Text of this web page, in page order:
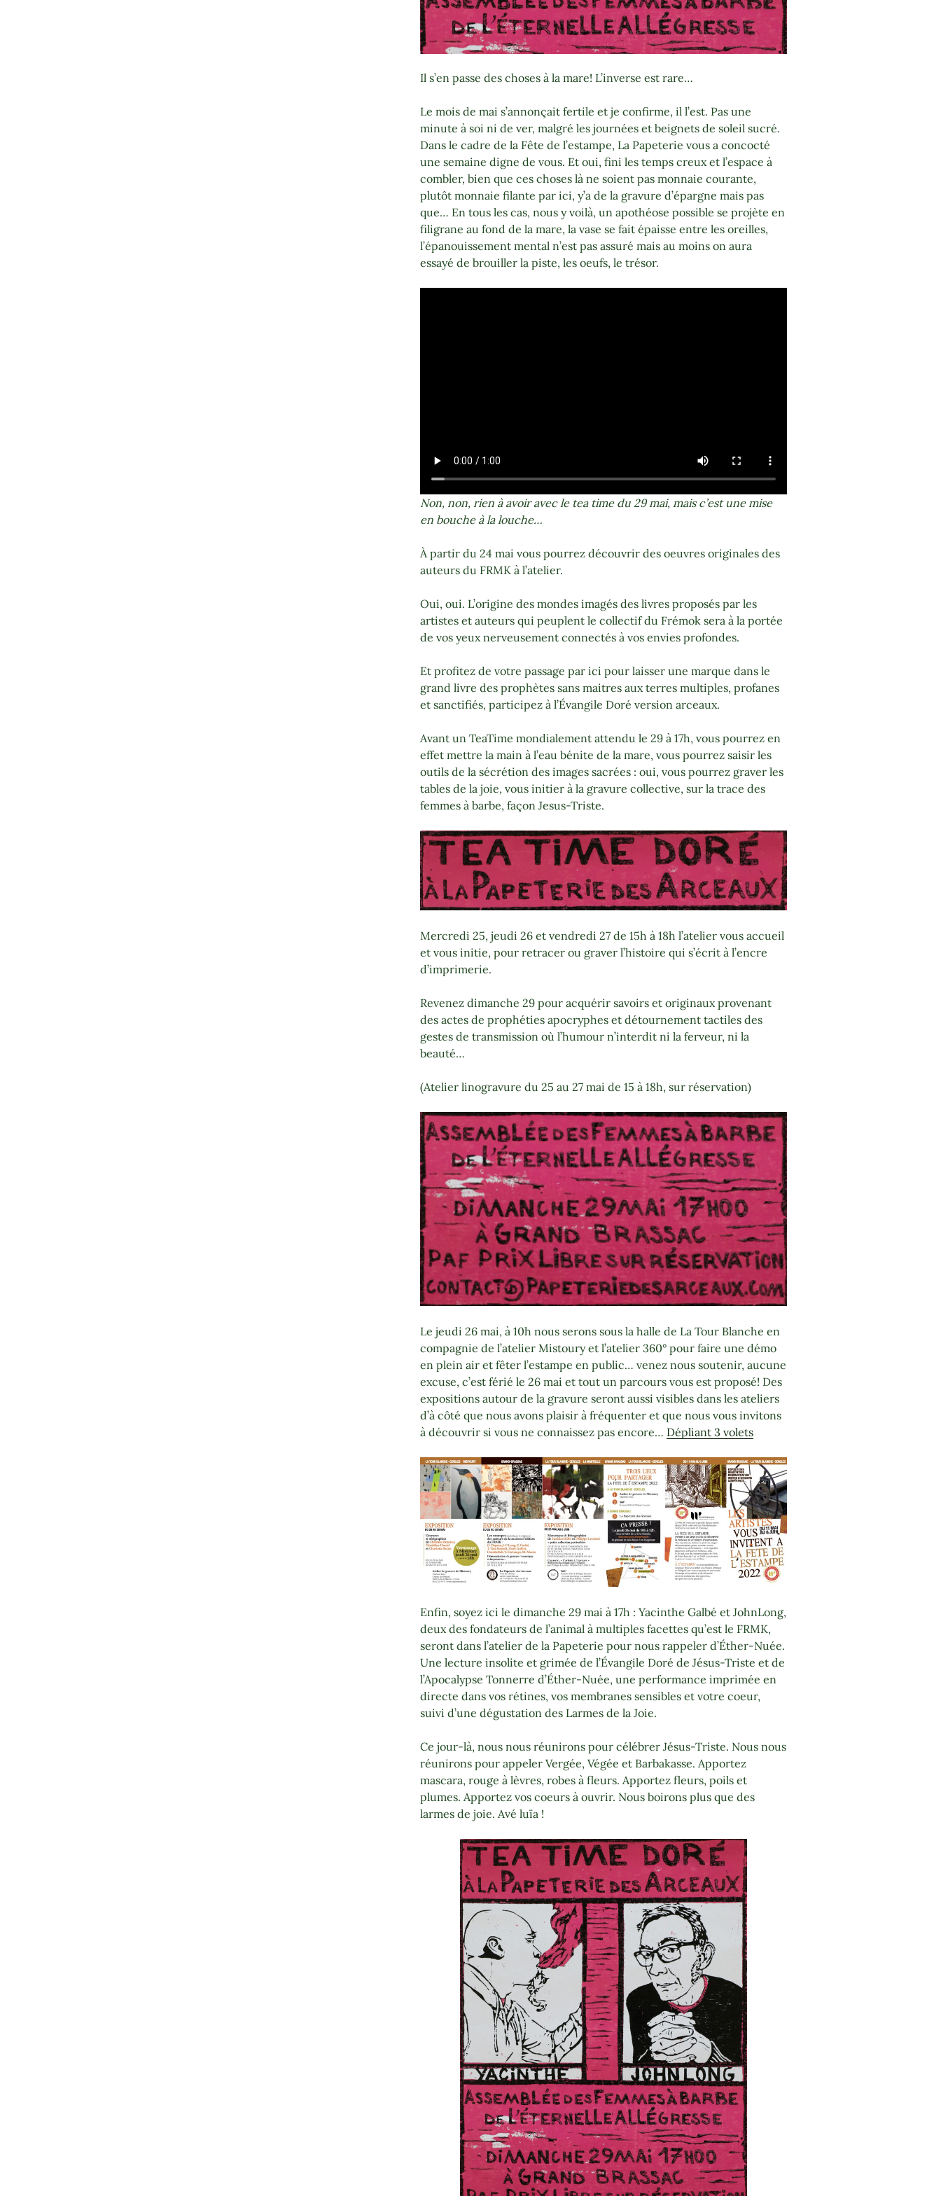
Il s’en passe des choses à la mare! L’inverse est rare…
Le mois de mai s’annonçait fertile et je confirme, il l’est. Pas une
minute à soi ni de ver, malgré les journées et beignets de soleil sucré.
Dans le cadre de la Fête de l’estampe, La Papeterie vous a concocté
une semaine digne de vous. Et oui, fini les temps creux et l’espace à
combler, bien que ces choses là ne soient pas monnaie courante,
plutôt monnaie filante par ici, y’a de la gravure d’épargne mais pas
que… En tous les cas, nous y voilà, un apothéose possible se projète en
filigrane au fond de la mare, la vase se fait épaisse entre les oreilles,
l’épanouissement mental n’est pas assuré mais au moins on aura
essayé de brouiller la piste, les oeufs, le trésor.
Non, non, rien à avoir avec le tea time du 29 mai, mais c’est une mise
en bouche à la louche…
À partir du 24 mai vous pourrez découvrir des oeuvres originales des
auteurs du FRMK à l’atelier.
Oui, oui. L’origine des mondes imagés des livres proposés par les
artistes et auteurs qui peuplent le collectif du Frémok sera à la portée
de vos yeux nerveusement connectés à vos envies profondes.
Et profitez de votre passage par ici pour laisser une marque dans le
grand livre des prophètes sans maitres aux terres multiples, profanes
et sanctifiés, participez à l’Évangile Doré version arceaux.
Avant un TeaTime mondialement attendu le 29 à 17h, vous pourrez en
effet mettre la main à l’eau bénite de la mare, vous pourrez saisir les
outils de la sécrétion des images sacrées : oui, vous pourrez graver les
tables de la joie, vous initier à la gravure collective, sur la trace des
femmes à barbe, façon Jesus-Triste.
Mercredi 25, jeudi 26 et vendredi 27 de 15h à 18h l’atelier vous accueil
et vous initie, pour retracer ou graver l’histoire qui s’écrit à l’encre
d’imprimerie.
Revenez dimanche 29 pour acquérir savoirs et originaux provenant
des actes de prophéties apocryphes et détournement tactiles des
gestes de transmission où l’humour n’interdit ni la ferveur, ni la
beauté…
(Atelier linogravure du 25 au 27 mai de 15 à 18h, sur réservation)
Le jeudi 26 mai, à 10h nous serons sous la halle de La Tour Blanche en
compagnie de l’atelier Mistoury et l’atelier 360° pour faire une démo
en plein air et fêter l’estampe en public… venez nous soutenir, aucune
excuse, c’est férié le 26 mai et tout un parcours vous est proposé! Des
expositions autour de la gravure seront aussi visibles dans les ateliers
d’à côté que nous avons plaisir à fréquenter et que nous vous invitons
à découvrir si vous ne connaissez pas encore… Dépliant 3 volets
Enfin, soyez ici le dimanche 29 mai à 17h : Yacinthe Galbé et JohnLong,
deux des fondateurs de l’animal à multiples facettes qu’est le FRMK,
seront dans l’atelier de la Papeterie pour nous rappeler d’Éther-Nuée.
Une lecture insolite et grimée de l’Évangile Doré de Jésus-Triste et de
l’Apocalypse Tonnerre d’Éther-Nuée, une performance imprimée en
directe dans vos rétines, vos membranes sensibles et votre coeur,
suivi d’une dégustation des Larmes de la Joie.
Ce jour-là, nous nous réunirons pour célébrer Jésus-Triste. Nous nous
réunirons pour appeler Vergée, Végée et Barbakasse. Apportez
mascara, rouge à lèvres, robes à fleurs. Apportez fleurs, poils et
plumes. Apportez vos coeurs à ouvrir. Nous boirons plus que des
larmes de joie. Avé luïa !